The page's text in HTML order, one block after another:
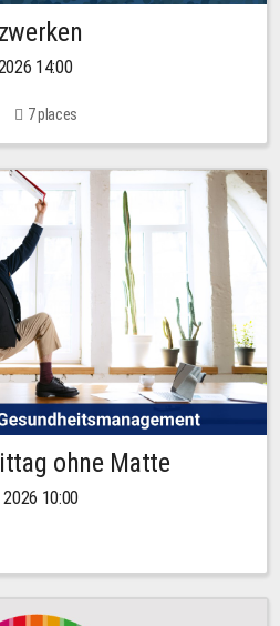
14:00
7 places
ohne Matte
10:00